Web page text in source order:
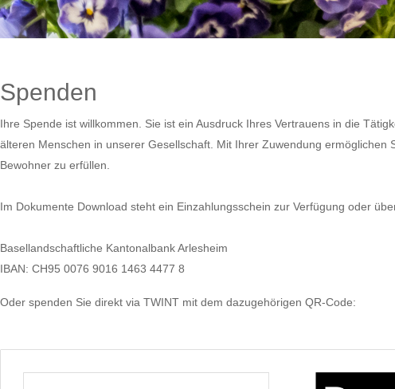
Spenden
Ihre Spende ist willkommen. Sie ist ein Ausdruck Ihres Vertrauens in die
älteren Menschen in unserer Gesellschaft. Mit Ihrer Zuwendung ermöglichen
Bewohner zu erfüllen.
Im Dokumente Download steht ein Einzahlungsschein zur Verfügung oder
Basellandschaftliche Kantonalbank Arlesheim
IBAN: CH95 0076 9016 1463 4477 8
Oder spenden Sie direkt via TWINT mit dem dazugehörigen QR-Code: